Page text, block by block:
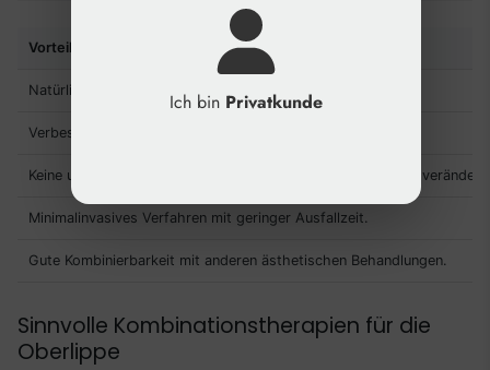
Vorteile
Natürliche Ergebnisse durch Kollagenproduktion.
Verbesserung der Hautstruktur und -festigkeit.
Keine unerwünschte Volumenzunahme, die das Lippenprofil
Minimalinvasives Verfahren mit geringer Ausfallzeit.
Gute Kombinierbarkeit mit anderen ästhetischen Behandlungen.
Sinnvolle Kombinationstherapien für die
Oberlippe
Ich bin Privatkunde